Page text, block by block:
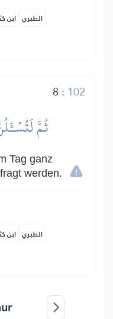
ابن الطبري
8 : 102
ثُمَّ
Tag ganz
werden.
ابن الطبري